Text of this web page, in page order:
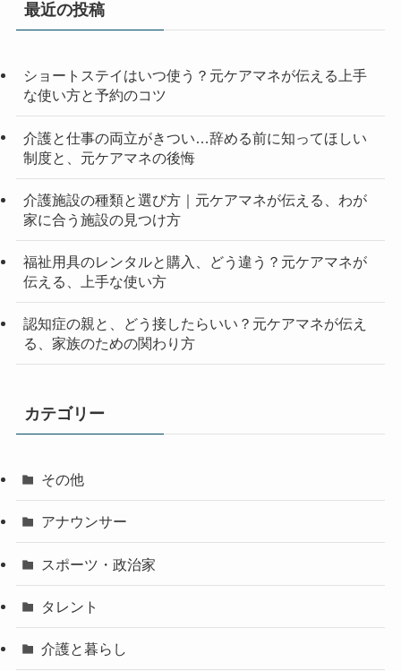
最近の投稿
ショートステイはいつ使う？元ケアマネが伝える上手
な使い方と予約のコツ
介護と仕事の両立がきつい…辞める前に知ってほしい
制度と、元ケアマネの後悔
介護施設の種類と選び方｜元ケアマネが伝える、わが
家に合う施設の見つけ方
福祉用具のレンタルと購入、どう違う？元ケアマネが
伝える、上手な使い方
認知症の親と、どう接したらいい？元ケアマネが伝え
る、家族のための関わり方
カテゴリー
その他
アナウンサー
スポーツ・政治家
タレント
介護と暮らし